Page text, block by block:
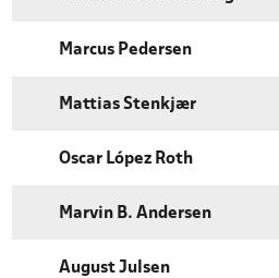
Marcus Pedersen
Mattias Stenkjær
Oscar López Roth
Marvin B. Andersen
August Julsen